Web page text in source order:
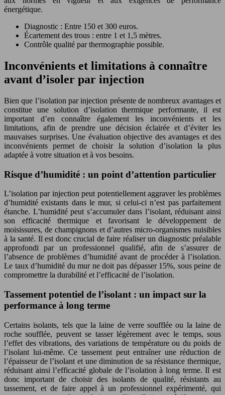
énergétique.
Diagnostic : Entre 150 et 300 euros.
Écartement des trous : entre 1 et 1,5 mètres.
Contrôle qualité par thermographie possible.
Inconvénients et limitations à connaître
avant d’isoler par injection
Bien que l’isolation par injection présente de nombreux avantages et
constitue une solution d’isolation thermique performante, il est
important d’en connaître également les inconvénients et les
limitations, afin de prendre une décision éclairée et d’éviter les
mauvaises surprises. Une évaluation objective des avantages et des
inconvénients permet de choisir la solution d’isolation la plus
adaptée à votre situation et à vos besoins.
Risque d’humidité : un point d’attention particulier
L’isolation par injection peut potentiellement aggraver les problèmes
d’humidité existants dans le mur, si celui-ci n’est pas parfaitement
étanche. L’humidité peut s’accumuler dans l’isolant, réduisant ainsi
son efficacité thermique et favorisant le développement de
moisissures, de champignons et d’autres micro-organismes nuisibles
à la santé. Il est donc crucial de faire réaliser un diagnostic préalable
approfondi par un professionnel qualifié, afin de s’assurer de
l’absence de problèmes d’humidité avant de procéder à l’isolation.
Le taux d’humidité du mur ne doit pas dépasser 15%, sous peine de
compromettre la durabilité et l’efficacité de l’isolation.
Tassement potentiel de l’isolant : un impact sur la
performance à long terme
Certains isolants, tels que la laine de verre soufflée ou la laine de
roche soufflée, peuvent se tasser légèrement avec le temps, sous
l’effet des vibrations, des variations de température ou du poids de
l’isolant lui-même. Ce tassement peut entraîner une réduction de
l’épaisseur de l’isolant et une diminution de sa résistance thermique,
réduisant ainsi l’efficacité globale de l’isolation à long terme. Il est
donc important de choisir des isolants de qualité, résistants au
tassement, et de faire appel à un professionnel expérimenté, qui